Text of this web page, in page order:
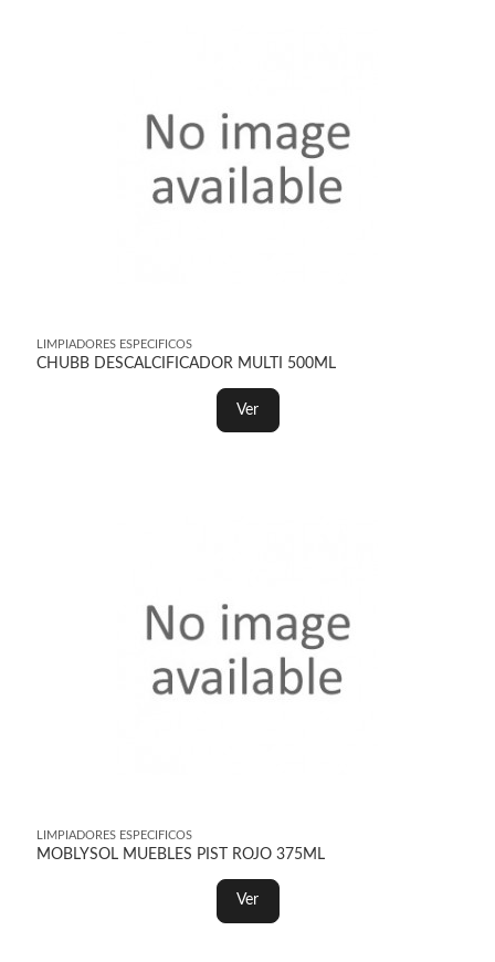
LIMPIADORES ESPECIFICOS
CHUBB DESCALCIFICADOR MULTI 500ML
Ver
LIMPIADORES ESPECIFICOS
MOBLYSOL MUEBLES PIST ROJO 375ML
Ver